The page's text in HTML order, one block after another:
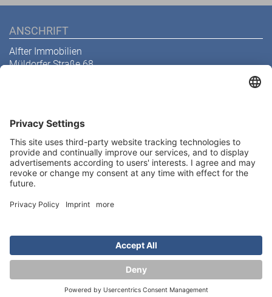
ANSCHRIFT
Alfter Immobilien
Müldorfer Straße 68
Kontakt
Impressum
© 2026 Alfter Immobilien
Abonnieren Sie unseren
Newsletter
Melden Sie sich heute kostenlos an und werden Sie als
erster über neue Updates informiert.